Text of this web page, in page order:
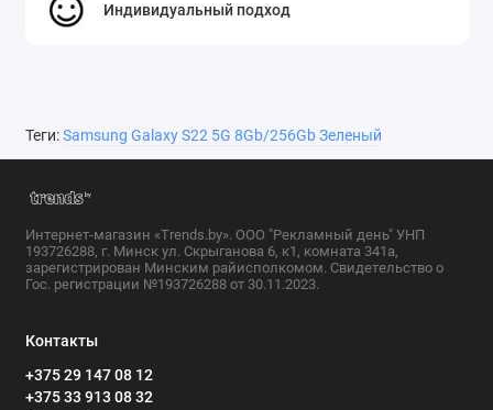
Индивидуальный подход
Теги:Samsung Galaxy S22 5G 8Gb/256Gb Зеленый
Интернет-магазин «Trends.by». ООО "Рекламный день" УНП
193726288, г. Минск ул. Скрыганова 6, к1, комната 341а,
зарегистрирован Минским райисполкомом. Свидетельство о
Гос. регистрации №193726288 от 30.11.2023.
Контакты
+375 29 147 08 12
+375 33 913 08 32